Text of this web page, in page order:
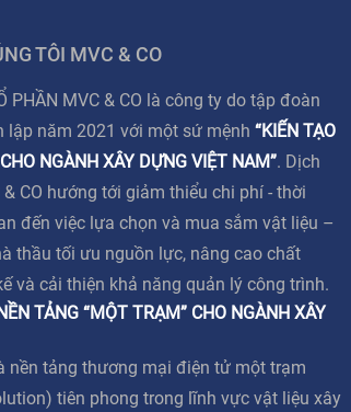
TÔI MVC & CO
PHẦN MVC & CO là công ty do tập đoàn
lập năm 2021 với một sứ mệnh “KIẾN TẠO
NGÀNH XÂY DỰNG VIỆT NAM”. Dịch
& CO hướng tới giảm thiểu chi phí - thời
đến việc lựa chọn và mua sắm vật liệu –
thầu tối ưu nguồn lực, nâng cao chất
và cải thiện khả năng quản lý công trình.
TẢNG “MỘT TRẠM” CHO NGÀNH XÂY
nền tảng thương mại điện tử một trạm
tiên phong trong lĩnh vực vật liệu xây